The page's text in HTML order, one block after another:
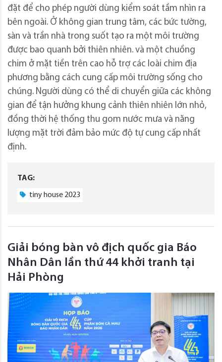
đặt để cho phép người dùng kiểm soát tầm nhìn ra
bên ngoài. Ở không gian trung tâm, các bức tường,
sàn và trần nhà trong suốt tạo ra một môi trường
được bao quanh bởi thiên nhiên. và một chuồng
chim ở mặt tiền trên cao hỗ trợ các loài chim địa
phương bằng cách cung cấp môi trường sống cho
chúng. Người dùng có thể di chuyển giữa các không
gian để tận hưởng khung cảnh thiên nhiên lớn nhỏ,
đồng thời hệ thống thu gom nước mưa và năng
lượng mặt trời đảm bảo mức độ tự cung cấp nhất
định.
TAG:
tiny house 2023
Giải bóng bàn vô địch quốc gia Báo
Nhân Dân lần thứ 44 khởi tranh tại
Hải Phòng